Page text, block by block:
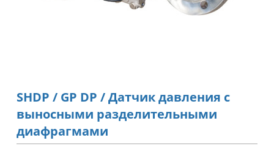
SHDP / GP DP / Датчик давления с
выносными разделительными
диафрагмами